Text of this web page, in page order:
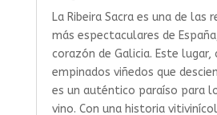
La Ribeira Sacra es una de las
más espectaculares de
corazón de Galicia. Este lugar,
empinados viñedos que
es un auténtico paraíso para
vino. Con una historia